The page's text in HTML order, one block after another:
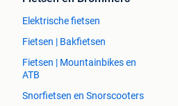
Elektrische fietsen
Fietsen | Bakfietsen
Fietsen | Mountainbikes en
ATB
Snorfietsen en Snorscooters